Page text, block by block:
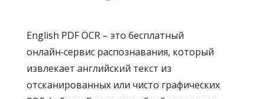
English PDF OCR – это бесплатный
онлайн‑сервис распознавания, который
извлекает английский текст из
отсканированных или чисто графических